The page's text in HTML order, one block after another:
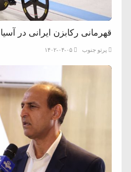
قهرمانی رکابزن ایرانی در
پرتو جنوب ۱۴۰۲-۰۴-۰۵